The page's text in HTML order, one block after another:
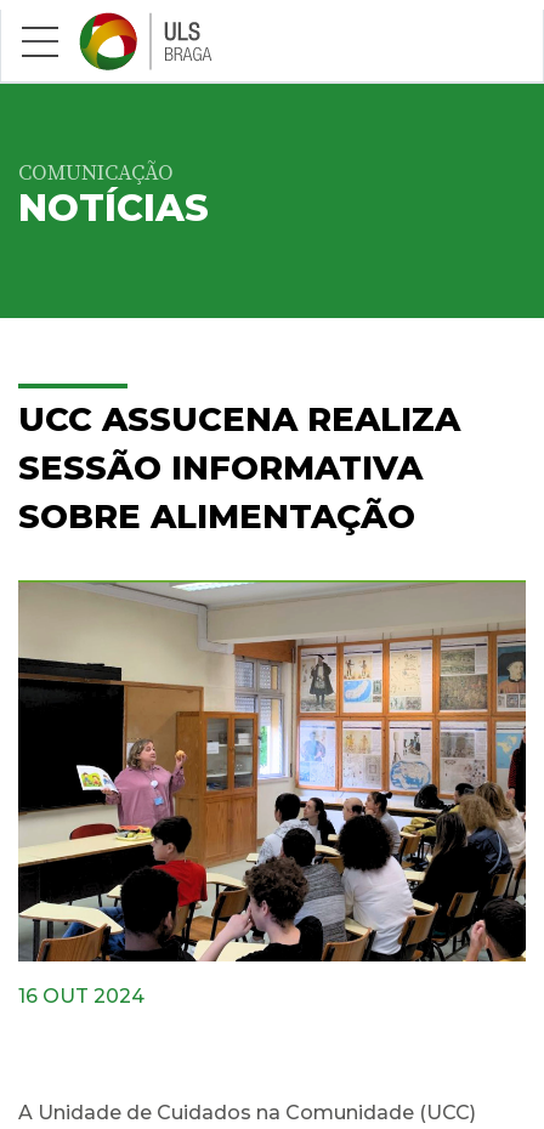
Saltar para conteúdo principal
COMUNICAÇÃO
NOTÍCIAS
UCC ASSUCENA REALIZA
SESSÃO INFORMATIVA
SOBRE ALIMENTAÇÃO
16 OUT 2024
A Unidade de Cuidados na Comunidade (UCC)